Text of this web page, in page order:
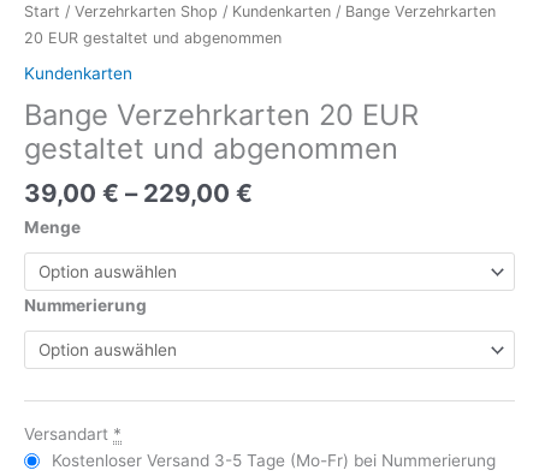
Start / Verzehrkarten Shop / Kundenkarten / Bange Verzehrkarten
20 EUR gestaltet und abgenommen
Kundenkarten
Bange Verzehrkarten 20 EUR
gestaltet und abgenommen
39,00 € – 229,00 €
Menge
Nummerierung
Versandart *
Kostenloser Versand 3-5 Tage (Mo-Fr) bei Nummerierung